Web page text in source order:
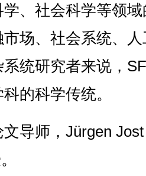
、社会科学等领
场、社会系统、
统研究者来说，
的科学传统。
导师，Jürgen